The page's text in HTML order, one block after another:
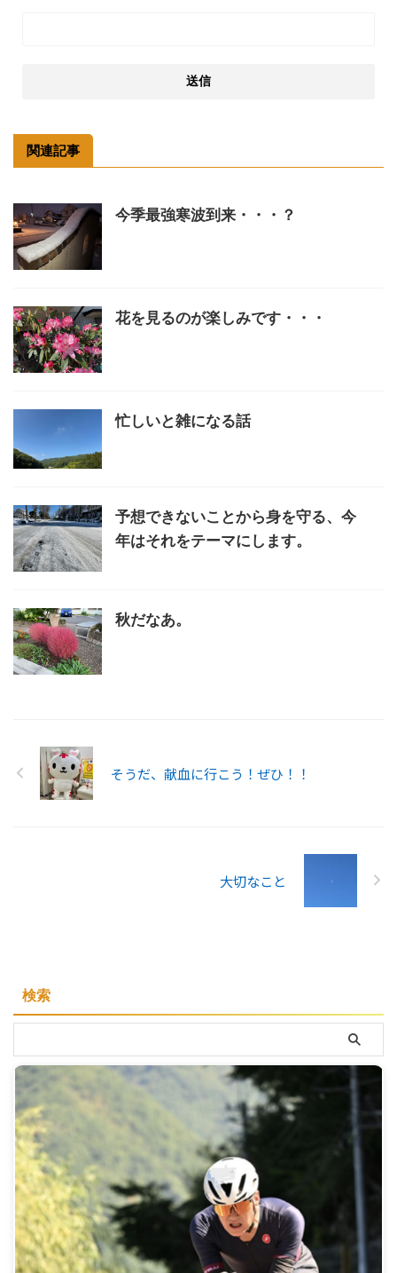
関連記事
今季最強寒波到来・・・？
花を見るのが楽しみです・・・
忙しいと雑になる話
予想できないことから身を守る、今
年はそれをテーマにします。
秋だなあ。
そうだ、献血に行こう！ぜひ！！
大切なこと
検索